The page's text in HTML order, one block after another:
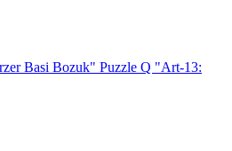
Puzzle Q "Art-13: